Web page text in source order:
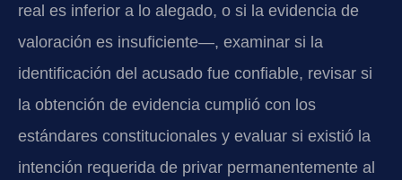
real es inferior a lo alegado, o si la evidencia de
valoración es insuficiente—, examinar si la
identificación del acusado fue confiable, revisar si
la obtención de evidencia cumplió con los
estándares constitucionales y evaluar si existió la
intención requerida de privar permanentemente al